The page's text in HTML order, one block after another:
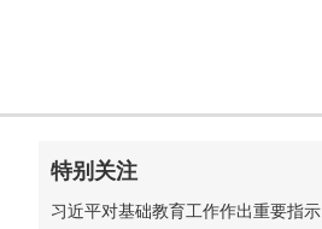
特别关注
习近平对基础教育工作作出重要指示